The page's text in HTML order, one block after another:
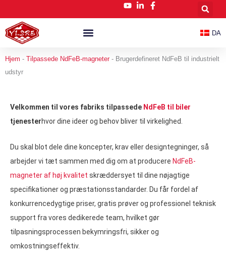
indholdet
DA
Hjem - Tilpassede NdFeB-magneter- Brugerdefineret NdFeB til industrielt
udstyr
Velkommen til vores fabriks tilpassede NdFeB til biler
tjenesterhvor dine ideer og behov bliver til virkelighed.
Du skal blot dele dine koncepter, krav eller designtegninger, så
arbejder vi tæt sammen med dig om at producere NdFeB-
magneter af høj kvalitet skræddersyet til dine nøjagtige
specifikationer og præstationsstandarder. Du får fordel af
konkurrencedygtige priser, gratis prøver og professionel teknisk
support fra vores dedikerede team, hvilket gør
tilpasningsprocessen bekymringsfri, sikker og
omkostningseffektiv.